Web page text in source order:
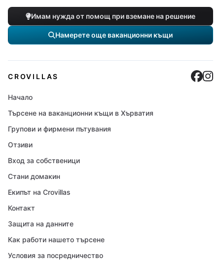
Имам нужда от помощ при вземане на решение
Намерете още ваканционни къщи
CROVILLAS
Начало
Търсене на ваканционни къщи в Хърватия
Групови и фирмени пътувания
Отзиви
Вход за собственици
Стани домакин
Екипът на Crovillas
Контакт
Защита на данните
Как работи нашето търсене
Условия за посредничество